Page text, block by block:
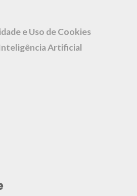
e Uso de Cookies
Artificial